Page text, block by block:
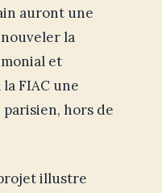
auront une
la
et
FIAC une
hors de
illustre